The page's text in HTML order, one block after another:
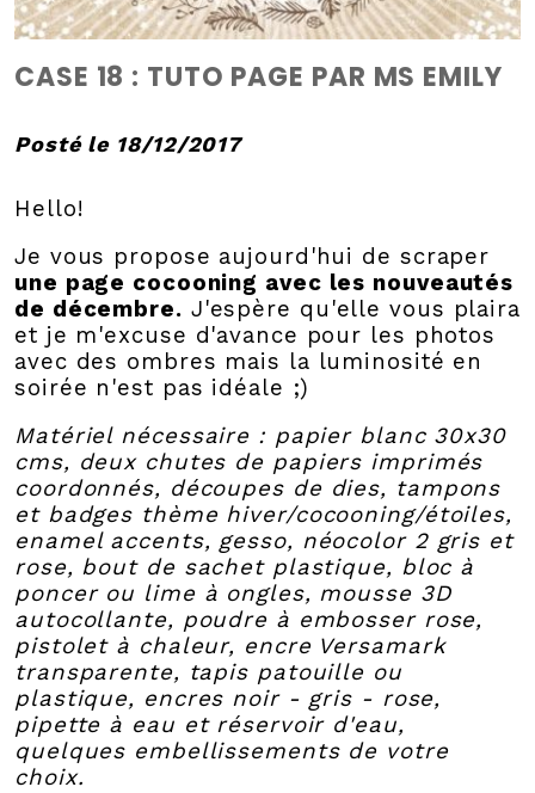
CASE 18 : TUTO PAGE PAR MS EMILY
Posté le 18/12/2017
Hello!
Je vous propose aujourd'hui de scraper
une page cocooning avec les nouveautés
de décembre. J'espère qu'elle vous plaira
et je m'excuse d'avance pour les photos
avec des ombres mais la luminosité en
soirée n'est pas idéale ;)
Matériel nécessaire : papier blanc 30x30
cms, deux chutes de papiers imprimés
coordonnés, découpes de dies, tampons
et badges thème hiver/cocooning/étoiles,
enamel accents, gesso, néocolor 2 gris et
rose, bout de sachet plastique, bloc à
poncer ou lime à ongles, mousse 3D
autocollante, poudre à embosser rose,
pistolet à chaleur, encre Versamark
transparente, tapis patouille ou
plastique, encres noir - gris - rose,
pipette à eau et réservoir d'eau,
quelques embellissements de votre
choix.